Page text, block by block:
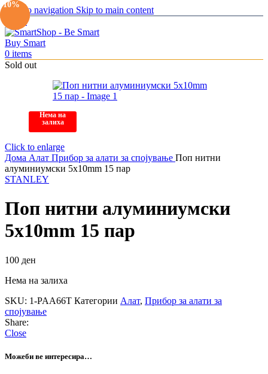
Skip to navigation Skip to main content
0 items
Sold out
Нема на
залиха
Click to enlarge
Дома Алат Прибор за алати за спојување Поп нитни
алуминиумски 5x10mm 15 пар
STANLEY
Поп нитни алуминиумски
5x10mm 15 пар
100 ден
Нема на залиха
SKU: 1-PAA66T Категории Алат, Прибор за алати за
спојување
Share:
Close
Можеби ве интересира…
-19%
-10%